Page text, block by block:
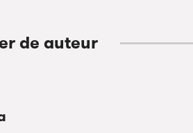
de auteur